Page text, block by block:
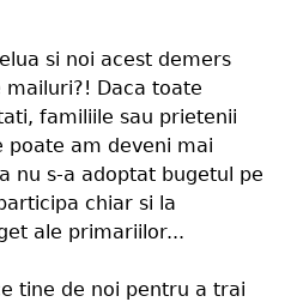
si noi acest demers
Daca toate
familiile sau prietenii
poate am deveni mai
nu s-a adoptat bugetul pe
chiar si la
ale primariilor...
tine de noi pentru a trai